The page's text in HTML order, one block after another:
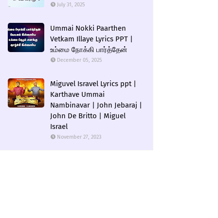
July 31, 2025
Ummai Nokki Paarthen
Vetkam Illaye Lyrics PPT |
உம்மை நோக்கி பார்த்தேன்
December 05, 2025
Miguvel Isravel Lyrics ppt |
Karthave Ummai
Nambinavar | John Jebaraj |
John De Britto | Miguel
Israel
November 27, 2023